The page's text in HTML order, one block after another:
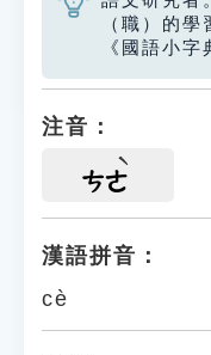
（職）的
《國語小
注音：
ㄘㄜ
漢語拼音：
cè